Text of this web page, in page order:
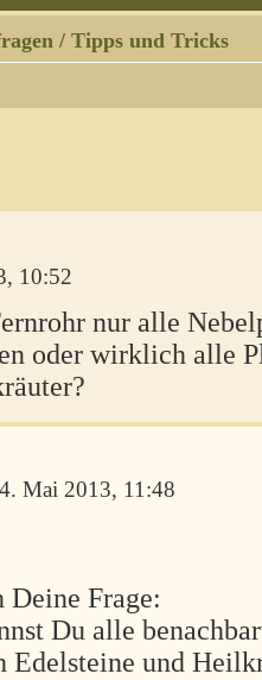
/ Tipps und Tricks
10:52
nur alle
oder wirklich alle
Mai 2013, 11:48
Deine Frage:
Du alle
Edelsteine und